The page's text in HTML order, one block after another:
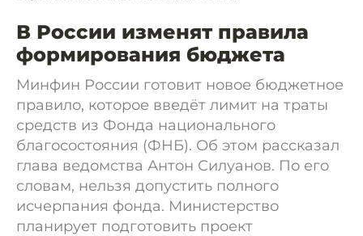
В России изменят правила
формирования бюджета
Минфин России готовит новое бюджетное
правило, которое введёт лимит на траты
средств из Фонда национального
благосостояния (ФНБ). Об этом рассказал
глава ведомства Антон Силуанов. По его
словам, нельзя допустить полного
исчерпания фонда. Министерство
планирует подготовить проект